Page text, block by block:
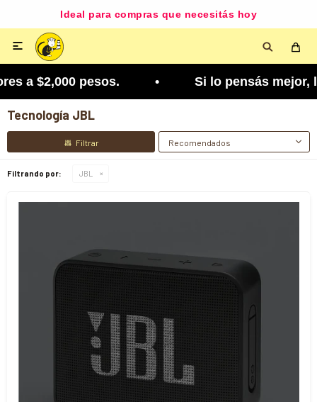
Ideal para compras que necesitás hoy

a $2,000 pesos. • Si lo pensás mejor, lo
Tecnología JBL
Recomendados
Filtrando por: JBL